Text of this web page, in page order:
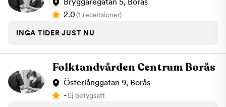
2.0(1 recensioner)
INGA TIDER JUST NU
Folktandvården Centrum Borås
Österlånggatan 9, Borås
-Ej betygsatt